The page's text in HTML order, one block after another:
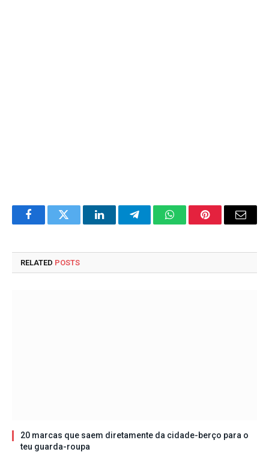
FacebookTwitter LinkedInTelegramWhatsAppPinterestEmail
RELATED POSTS
20 marcas que saem diretamente da cidade-berço para o
teu guarda-roupa